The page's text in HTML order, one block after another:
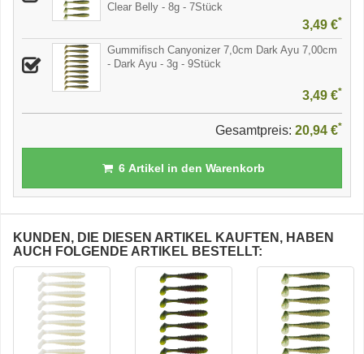
Clear Belly - 8g - 7Stück
3,49 €*
Gummifisch Canyonizer 7,0cm Dark Ayu 7,00cm
- Dark Ayu - 3g - 9Stück
3,49 €*
Gesamtpreis: 20,94 €*
6Artikel in den Warenkorb
KUNDEN, DIE DIESEN ARTIKEL KAUFTEN, HABEN
AUCH FOLGENDE ARTIKEL BESTELLT: